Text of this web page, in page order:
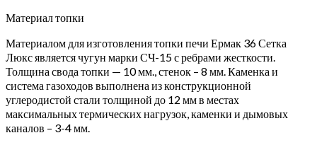
Материал топки
Материалом для изготовления топки печи Ермак 36 Сетка
Люкс является чугун марки СЧ-15 с ребрами жесткости.
Толщина свода топки — 10 мм., стенок – 8 мм. Каменка и
система газоходов выполнена из конструкционной
углеродистой стали толщиной до 12 мм в местах
максимальных термических нагрузок, каменки и дымовых
каналов – 3-4 мм.